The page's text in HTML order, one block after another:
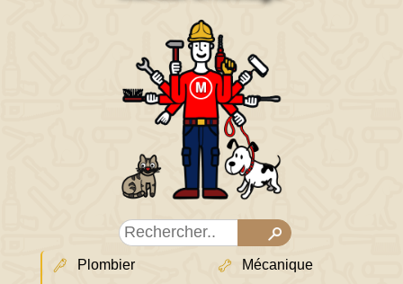
Plombier
Mécanique